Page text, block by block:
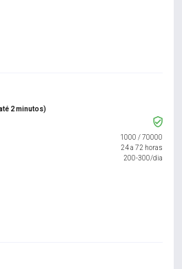
2 minutos)
1000 /70000
24 a 72 horas
200-300/dia